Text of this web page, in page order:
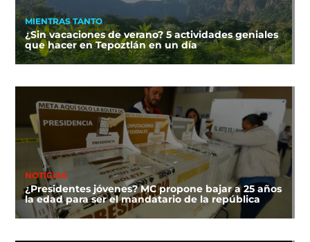
MIENTRAS TANTO
¿Sin vacaciones de verano? 5 actividades geniales
que hacer en Tepoztlán en un día
NOTICIAS
¿Presidentes jóvenes? MC propone bajar a 25 años
la edad para ser el mandatario de la república